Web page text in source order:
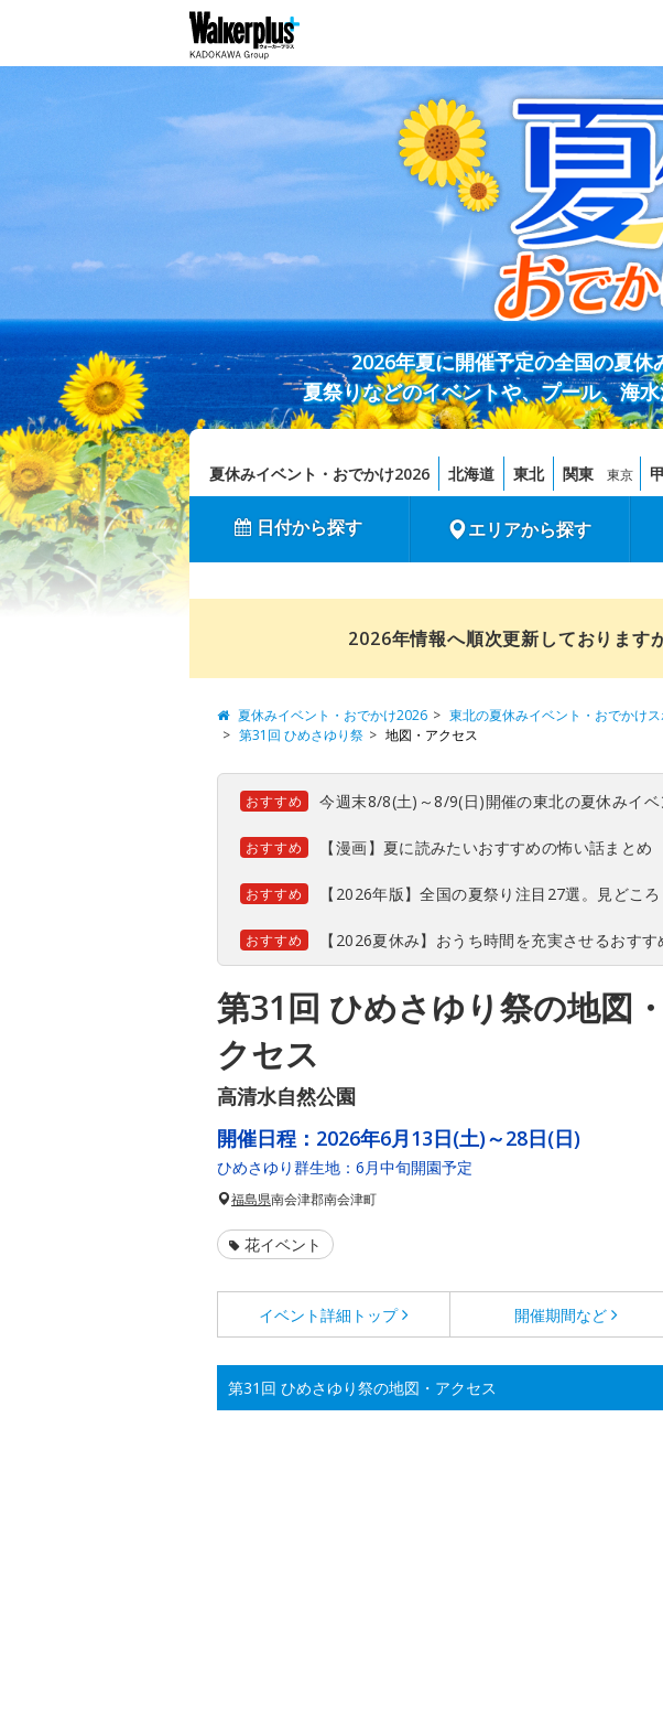
2026年夏に開催予定の全国の夏
夏祭りなどのイベントや、プール、海
夏休みイベント・おでかけ2026 北海道 東北 関東 東京
日付から探す エリアから探す
2026年情報へ順次更新しております
夏休みイベント・おでかけ2026 東北の夏休みイベント・おでかけス
第31回 ひめさゆり祭
地図・アクセス
おすすめ 今週末8/8(土)～8/9(日)開催の東北の夏休みイ
おすすめ 【漫画】夏に読みたいおすすめの怖い話まとめ
おすすめ 【2026年版】全国の夏祭り注目27選。見どこ
おすすめ 【2026夏休み】おうち時間を充実させるおす
第31回 ひめさゆり祭の地図
クセス
高清水自然公園
開催日程： 2026年6月13日(土)～28日(日)
ひめさゆり群生地：6月中旬開園予定
福島県南会津郡南会津町
花イベント
イベント詳細 トップ 開催期間など
第31回 ひめさゆり祭の地図・アクセス